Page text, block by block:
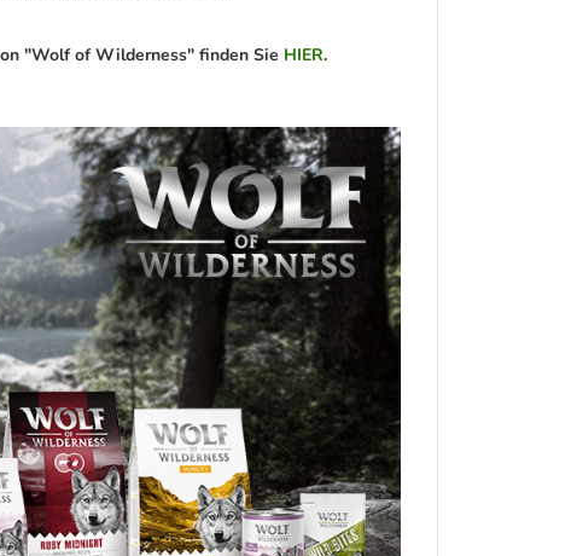
"Wolf of Wilderness" finden Sie HIER.